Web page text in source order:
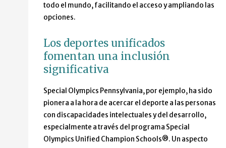
todo el mundo, facilitando el acceso y ampliando las
opciones.
Los deportes unificados
fomentan una inclusión
significativa
Special Olympics Pennsylvania, por ejemplo, ha sido
pionera a la hora de acercar el deporte a las personas
con discapacidades intelectuales y del desarrollo,
especialmente a través del programa Special
Olympics Unified Champion Schools®. Un aspecto